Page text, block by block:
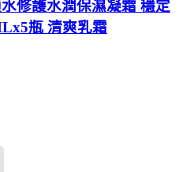
修護水潤保濕凝霜 穩定
瓶 清爽乳霜